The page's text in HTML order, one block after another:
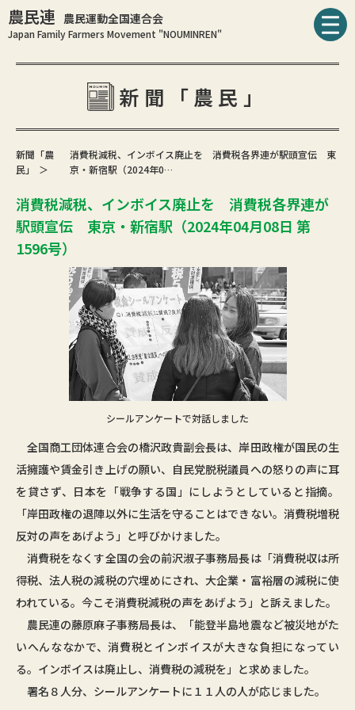
農民連 農民運動全国連合会
Japan Family Farmers Movement "NOUMINREN"
新聞「農民」
新聞「農
民」
消費税減税、インボイス廃止を 消費税各界連が駅頭宣伝 東
京・新宿駅（2024年0…
消費税減税、インボイス廃止を 消費税各界連が
駅頭宣伝 東京・新宿駅（2024年04月08日 第
1596号）
シールアンケートで対話しました
全国商工団体連合会の橋沢政貴副会長は、岸田政権が国民の生
活擁護や賃金引き上げの願い、自民党脱税議員への怒りの声に耳
を貸さず、日本を「戦争する国」にしようとしていると指摘。
「岸田政権の退陣以外に生活を守ることはできない。消費税増税
反対の声をあげよう」と呼びかけました。
消費税をなくす全国の会の前沢淑子事務局長は「消費税収は所
得税、法人税の減税の穴埋めにされ、大企業・富裕層の減税に使
われている。今こそ消費税減税の声をあげよう」と訴えました。
農民連の藤原麻子事務局長は、「能登半島地震など被災地がた
いへんななかで、消費税とインボイスが大きな負担になってい
る。インボイスは廃止し、消費税の減税を」と求めました。
署名８人分、シールアンケートに１１人の人が応じました。